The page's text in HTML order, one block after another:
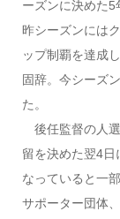
ーズンに決めた5
昨シーズンには
ップ制覇を達成
固辞。今シーズ
た。
後任監督の人
留を決めた翌4日
なっていると一
サポーター団体